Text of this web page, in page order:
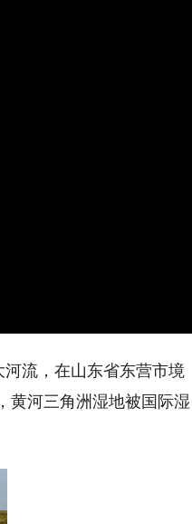
流，在山东省东营市境
黄河三角洲湿地被国际湿